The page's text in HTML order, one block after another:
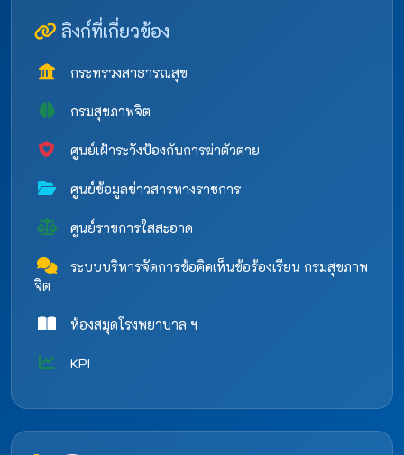
ลิงก์ที่เกี่ยวข้อง
กระทรวงสาธารณสุข
กรมสุขภาพจิต
ศูนย์เฝ้าระวังป้องกันการฆ่าตัวตาย
ศูนย์ข้อมูลข่าวสารทางราชการ
ศูนย์ราชการใสสะอาด
ระบบบริหารจัดการข้อคิดเห็นข้อร้องเรียน กรมสุขภาพ
จิต
ห้องสมุดโรงพยาบาล ฯ
KPI